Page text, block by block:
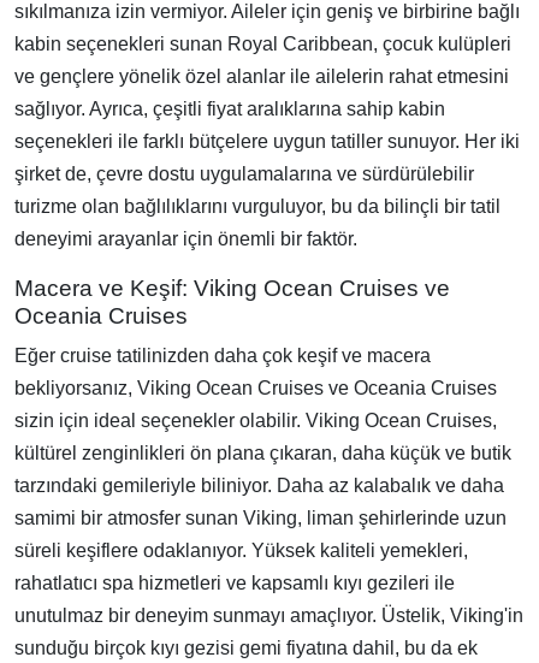
sıkılmanıza izin vermiyor. Aileler için geniş ve birbirine bağlı
kabin seçenekleri sunan Royal Caribbean, çocuk kulüpleri
ve gençlere yönelik özel alanlar ile ailelerin rahat etmesini
sağlıyor. Ayrıca, çeşitli fiyat aralıklarına sahip kabin
seçenekleri ile farklı bütçelere uygun tatiller sunuyor. Her iki
şirket de, çevre dostu uygulamalarına ve sürdürülebilir
turizme olan bağlılıklarını vurguluyor, bu da bilinçli bir tatil
deneyimi arayanlar için önemli bir faktör.
Macera ve Keşif: Viking Ocean Cruises ve
Oceania Cruises
Eğer cruise tatilinizden daha çok keşif ve macera
bekliyorsanız, Viking Ocean Cruises ve Oceania Cruises
sizin için ideal seçenekler olabilir. Viking Ocean Cruises,
kültürel zenginlikleri ön plana çıkaran, daha küçük ve butik
tarzındaki gemileriyle biliniyor. Daha az kalabalık ve daha
samimi bir atmosfer sunan Viking, liman şehirlerinde uzun
süreli keşiflere odaklanıyor. Yüksek kaliteli yemekleri,
rahatlatıcı spa hizmetleri ve kapsamlı kıyı gezileri ile
unutulmaz bir deneyim sunmayı amaçlıyor. Üstelik, Viking'in
sunduğu birçok kıyı gezisi gemi fiyatına dahil, bu da ek